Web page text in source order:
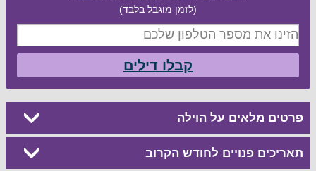
(לזמן מוגבל בלבד)
קבלו דילים
פרטים מלאים על הוילה
תאריכים פנויים לחודש הקרוב